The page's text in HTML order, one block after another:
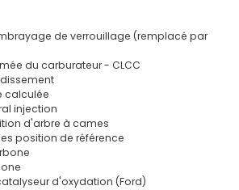
de verrouillage (remplacé par
du carburateur - CLCC
calculée
injection
d'arbre à cames
position de référence
d'oxydation (Ford)